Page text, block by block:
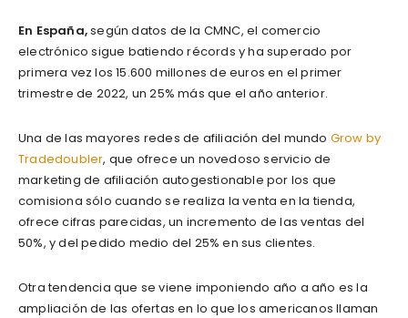
En España,según datos de la CMNC, el comercio
electrónico sigue batiendo récords y ha superado por
primera vez los 15.600 millones de euros en el primer
trimestre de 2022, un 25% más que el año anterior.
Una de las mayores redes de afiliación del mundo Grow by
Tradedoubler, que ofrece un novedoso servicio de
marketing de afiliación autogestionable por los que
comisiona sólo cuando se realiza la venta en la tienda,
ofrece cifras parecidas, un incremento de las ventas del
50%, y del pedido medio del 25% en sus clientes.
Otra tendencia que se viene imponiendo año a año es la
ampliación de las ofertas en lo que los americanos llaman